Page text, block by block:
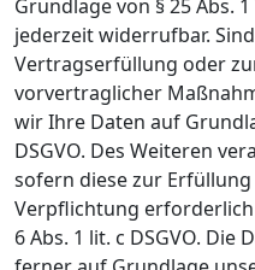
Grundlage von § 25 Abs.
jederzeit widerrufbar.
Vertragserfüllung oder
vorvertraglicher
wir Ihre Daten auf
DSGVO. Des Weiteren
sofern diese zur
Verpflichtung
6 Abs. 1 lit. c DSGVO.